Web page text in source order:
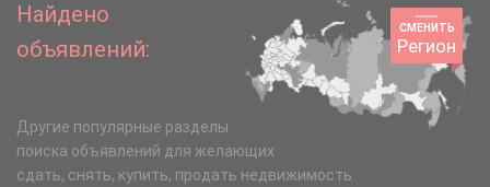
СМЕНИТЬ
Регион
Найдено
объявлений:
Другие популярные разделы
поиска объявлений для желающих
сдать, снять, купить, продать недвижимость